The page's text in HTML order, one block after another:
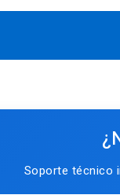
Soporte técnico